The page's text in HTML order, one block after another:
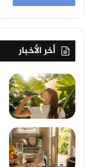
أخر الأخبار